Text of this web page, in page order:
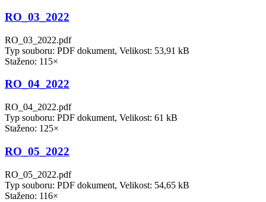
RO_03_2022
RO_03_2022.pdf
Typ souboru: PDF dokument, Velikost: 53,91 kB
Staženo: 115×
RO_04_2022
RO_04_2022.pdf
Typ souboru: PDF dokument, Velikost: 61 kB
Staženo: 125×
RO_05_2022
RO_05_2022.pdf
Typ souboru: PDF dokument, Velikost: 54,65 kB
Staženo: 116×